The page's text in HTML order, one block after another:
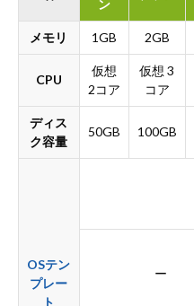
ン
メモリ 1GB 2GB
CPU
仮想
2コア
仮想3
コア
ディス
ク容量
50GB 100GB
OSテン
プレー
ト
ー